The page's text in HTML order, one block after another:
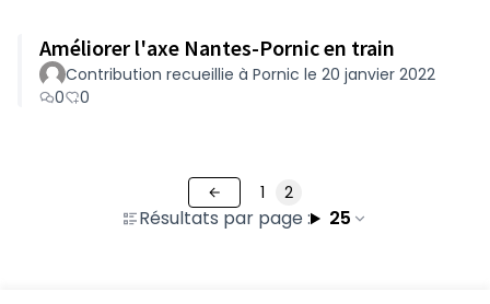
Améliorer l'axe Nantes-Pornic en train
Contribution recueillie à Pornic le 20 janvier 2022
0
0
Résultats par page : 25
1 2